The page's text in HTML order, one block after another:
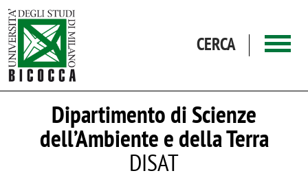
CERCA
Dipartimento di Scienze
dell’Ambiente e della Terra
DISAT